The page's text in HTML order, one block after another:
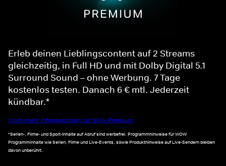
Erleb deinen Lieblingscontent auf 2 Streams
gleichzeitig, in Full HD und mit Dolby Digital 5.1
Surround Sound – ohne Werbung. 7 Tage
kostenlos testen. Danach 6 € mtl. Jederzeit
kündbar.*
Noch mehr Informationen zu WOW Premium
*Serien-, Filme- und Sport-Inhalte auf Abruf sind werbefrei. Programmhinweise für WOW
Programminhalte wie Serien, Filme und Live-Events, sowie Produkthinweise auf Live-Sendern bleiben
davon unberührt.